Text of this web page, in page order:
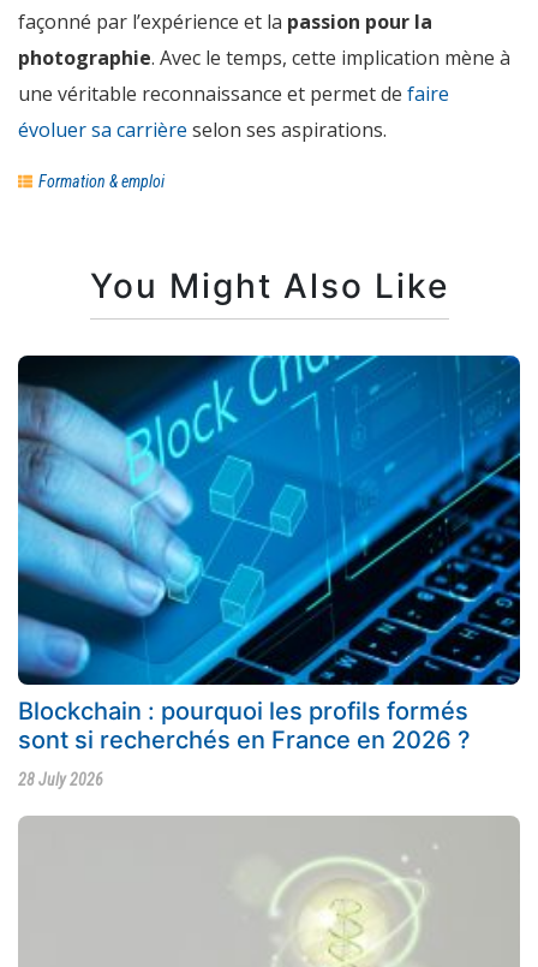
façonné par l’expérience et la passion pour la
photographie. Avec le temps, cette implication mène à
une véritable reconnaissance et permet de faire
évoluer sa carrière selon ses aspirations.
Formation & emploi
You Might Also Like
Blockchain : pourquoi les profils formés
sont si recherchés en France en 2026 ?
28 July 2026